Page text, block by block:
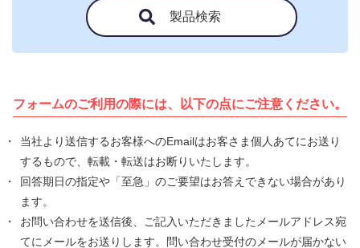
製品検索
フォームのご利用の際には、 以下の点にご注意ください。
当社より送信するお客様へのEmailはお客さま個人あてにお送り
するもので、転載・転送はお断りいたします。
回答期日の指定や「至急」のご要望はお答えできない場合があり
ます。
お問い合わせを送信後、ご記入いただきましたメールアドレス宛
てにメールをお送りします。問い合わせ受付のメールが届かない